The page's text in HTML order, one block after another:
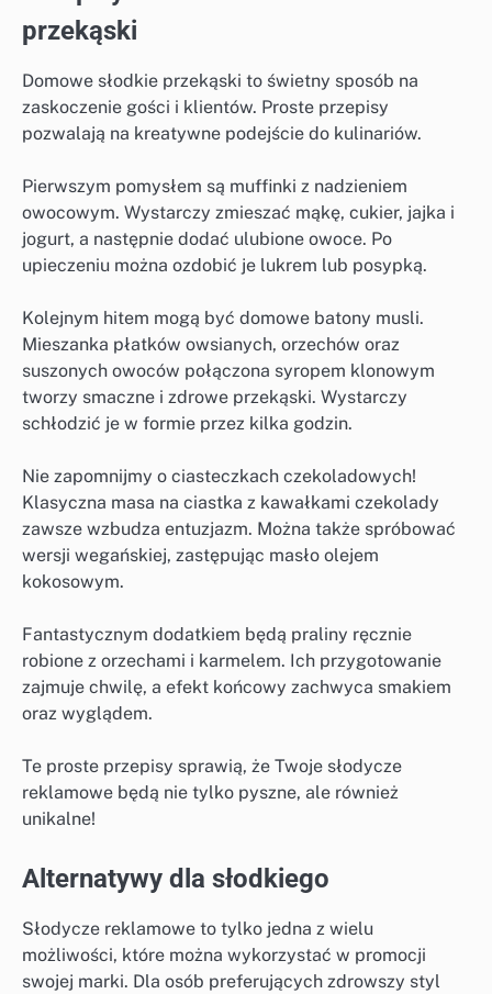
przekąski
Domowe słodkie przekąski to świetny sposób na
zaskoczenie gości i klientów. Proste przepisy
pozwalają na kreatywne podejście do kulinariów.
Pierwszym pomysłem są muffinki z nadzieniem
owocowym. Wystarczy zmieszać mąkę, cukier, jajka i
jogurt, a następnie dodać ulubione owoce. Po
upieczeniu można ozdobić je lukrem lub posypką.
Kolejnym hitem mogą być domowe batony musli.
Mieszanka płatków owsianych, orzechów oraz
suszonych owoców połączona syropem klonowym
tworzy smaczne i zdrowe przekąski. Wystarczy
schłodzić je w formie przez kilka godzin.
Nie zapomnijmy o ciasteczkach czekoladowych!
Klasyczna masa na ciastka z kawałkami czekolady
zawsze wzbudza entuzjazm. Można także spróbować
wersji wegańskiej, zastępując masło olejem
kokosowym.
Fantastycznym dodatkiem będą praliny ręcznie
robione z orzechami i karmelem. Ich przygotowanie
zajmuje chwilę, a efekt końcowy zachwyca smakiem
oraz wyglądem.
Te proste przepisy sprawią, że Twoje słodycze
reklamowe będą nie tylko pyszne, ale również
unikalne!
Alternatywy dla słodkiego
Słodycze reklamowe to tylko jedna z wielu
możliwości, które można wykorzystać w promocji
swojej marki. Dla osób preferujących zdrowszy styl